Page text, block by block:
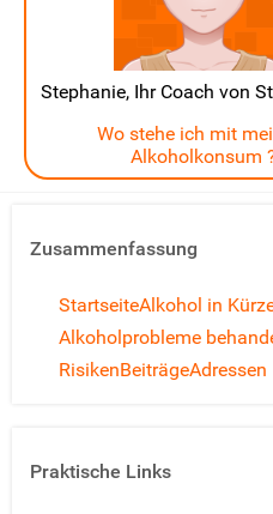
Stephanie, Ihr Coach von
Wo stehe ich mit
Alkoholkonsum
Zusammenfassung
StartseiteAlkohol in
Alkoholprobleme
RisikenBeiträgeAdressen
Praktische Links